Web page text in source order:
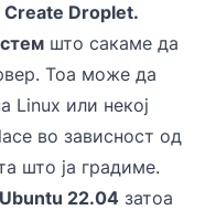
Create Droplet.
што сакаме да
Тоа може да
Linux или некој
во зависност од
што ја градиме.
Ubuntu 22.04затоа